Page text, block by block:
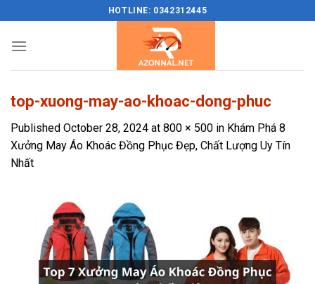
content
HOTLINE: 0342312445
top-xuong-may-ao-khoac-dong-phuc
Published October 28, 2024 at 800 × 500 in Khám Phá 8
Xưởng May Áo Khoác Đồng Phục Đẹp, Chất Lượng Uy Tín
Nhất